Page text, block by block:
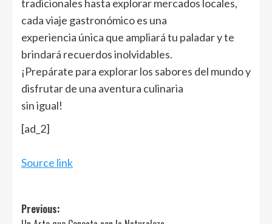
tradicionales hasta explorar mercados locales,
cada viaje gastronómico es una
experiencia única que ampliará tu paladar y te
brindará recuerdos inolvidables.
¡Prepárate para explorar los sabores del mundo y
disfrutar de una aventura culinaria
sin igual!
[ad_2]
Source link
Post
Previous: